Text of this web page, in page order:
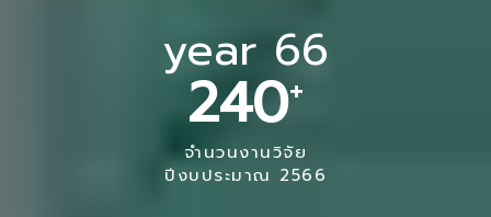
year 66
240+
จำนวนงานวิจัย
ปีงบประมาณ 2566